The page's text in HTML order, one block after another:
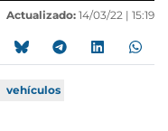
Actualizado: 14/03/22 | 15:19
vehículos